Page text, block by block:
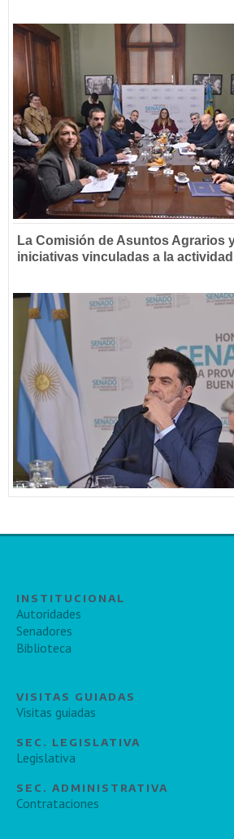
La Comisión de Asuntos Agrarios
iniciativas vinculadas a la actividad
INSTITUCIONAL
Autoridades
Senadores
Biblioteca
VISITAS GUIADAS
Visitas guiadas
SEC. LEGISLATIVA
Legislativa
SEC. ADMINISTRATIVA
Contrataciones